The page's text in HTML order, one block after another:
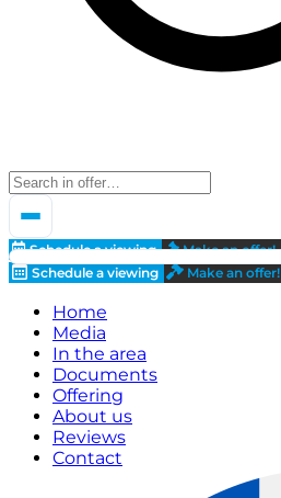
Schedule a viewing Make an offer!
Schedule a viewing
Make an offer!
Home
Media
In the area
Documents
Offering
About us
Reviews
Contact